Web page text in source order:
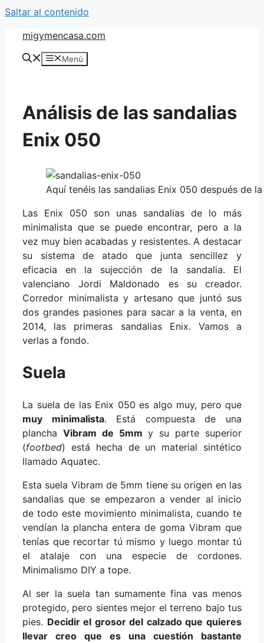
Saltar al contenido
migymencasa.com
Menú
Análisis de las sandalias
Enix 050
Aquí tenéis las sandalias Enix 050 después de
Las Enix 050 son unas sandalias de lo más
minimalista que se puede encontrar, pero a la
vez muy bien acabadas y resistentes. A destacar
su sistema de atado que junta sencillez y
eficacia en la sujección de la sandalia. El
valenciano Jordi Maldonado es su creador.
Corredor minimalista y artesano que juntó sus
dos grandes pasiones para sacar a la venta, en
2014, las primeras sandalias Enix. Vamos a
verlas a fondo.
Suela
La suela de las Enix 050 es algo muy, pero que
muy minimalista. Está compuesta de una
plancha Vibram de 5mm y su parte superior
(footbed) está hecha de un material sintético
llamado Aquatec.
Esta suela Vibram de 5mm tiene su origen en las
sandalias que se empezaron a vender al inicio
de todo este movimiento minimalista, cuando te
vendían la plancha entera de goma Vibram que
tenías que recortar tú mismo y luego montar tú
el atalaje con una especie de cordones.
Minimalismo DIY a tope.
Al ser la suela tan sumamente fina vas menos
protegido, pero sientes mejor el terreno bajo tus
pies. Decidir el grosor del calzado que quieres
llevar creo que es una cuestión bastante